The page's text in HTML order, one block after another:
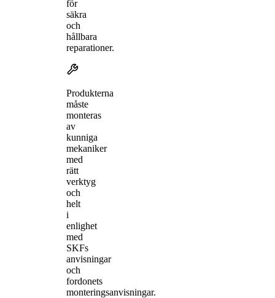
för
säkra
och
hållbara
reparationer.
Produkterna
måste
monteras
av
kunniga
mekaniker
med
rätt
verktyg
och
helt
i
enlighet
med
SKFs
anvisningar
och
fordonets
monteringsanvisningar.